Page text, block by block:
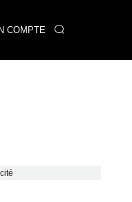
COMPTE